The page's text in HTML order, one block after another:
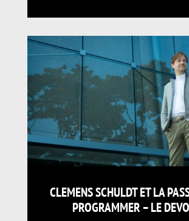
CLEMENS SCHULDT ET LA
PROGRAMMER – LE